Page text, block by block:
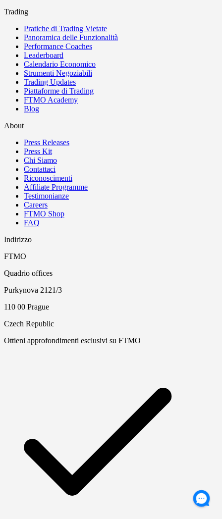
Trading
Pratiche di Trading Vietate
Panoramica delle Funzionalità
Performance Coaches
Leaderboard
Calendario Economico
Strumenti Negoziabili
Trading Updates
Piattaforme di Trading
FTMO Academy
Blog
About
Press Releases
Press Kit
Chi Siamo
Contattaci
Riconoscimenti
Affiliate Programme
Testimonianze
Careers
FTMO Shop
FAQ
Indirizzo
FTMO
Quadrio offices
Purkynova 2121/3
110 00 Prague
Czech Republic
Ottieni approfondimenti esclusivi su FTMO